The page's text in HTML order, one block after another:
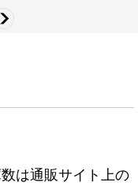
は通販サイト上の